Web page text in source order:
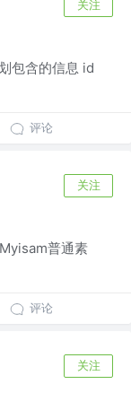
关注
包含的信息 id
评论
关注
普通素
评论
关注